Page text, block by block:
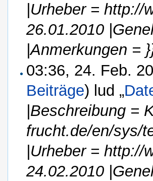
|Urheber =
26.01.2010
|Anmerkungen =
03:36, 24. Feb.
Beiträge) lud „
|Beschreibung =
frucht.de/en/sys/
|Urheber = http://
24.02.2010